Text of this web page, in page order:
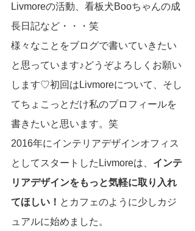
Livmoreの活動、看板犬Booちゃんの成
長日記など・・・笑
様々なことをブログで書いていきたい
と思っています♪どうぞよろしくお願い
します♡初回はLivmoreについて、そし
てちょこっとだけ私のプロフィールを
書きたいと思います。笑
2016年にインテリアデザインオフィス
としてスタートしたLivmoreは、 インテ
リアデザインをもっと気軽に取り入れ
てほしい！ とカフェのように少しカジ
ュアルに始めました。